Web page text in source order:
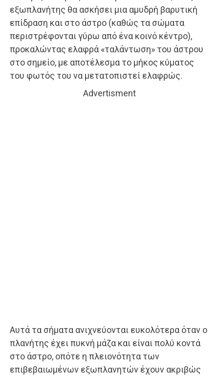
εξωπλανήτης θα ασκήσει μια αμυδρή βαρυτική
επίδραση και στο άστρο (καθώς τα σώματα
περιστρέφονται γύρω από ένα κοινό κέντρο),
προκαλώντας ελαφρά «ταλάντωση» του άστρου
στο σημείο, με αποτέλεσμα το μήκος κύματος
του φωτός του να μετατοπιστεί ελαφρώς.
Advertisment
Αυτά τα σήματα ανιχνεύονται ευκολότερα όταν ο
πλανήτης έχει πυκνή μάζα και είναι πολύ κοντά
στο άστρο, οπότε η πλειονότητα των
επιβεβαιωμένων εξωπλανητών έχουν ακριβώς